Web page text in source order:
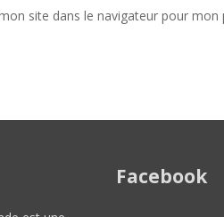
site dans le navigateur pour mon
Facebook